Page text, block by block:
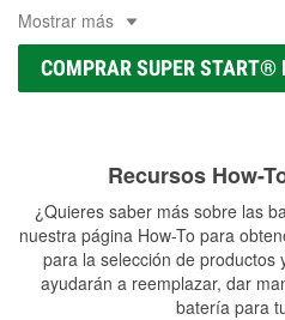
Mostrar más
COMPRAR SUPER START®
Recursos How-
¿Quieres saber más sobre las
nuestra página How-To para
para la selección de productos
ayudarán a reemplazar, dar
batería para